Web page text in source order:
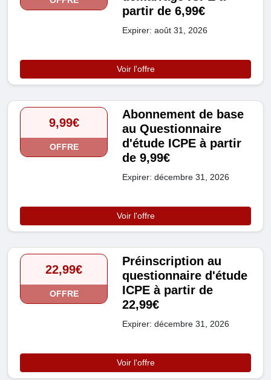
partir de 6,99€
Expirer: août 31, 2026
Voir l'offre
9,99€
OFFRE
Abonnement de base
au Questionnaire
d'étude ICPE à partir
de 9,99€
Expirer: décembre 31, 2026
Voir l'offre
22,99€
OFFRE
Préinscription au
questionnaire d'étude
ICPE à partir de
22,99€
Expirer: décembre 31, 2026
Voir l'offre